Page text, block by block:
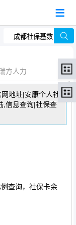
方人力
地址|安康个人社
,信息查询|社保查
查询，社保卡余